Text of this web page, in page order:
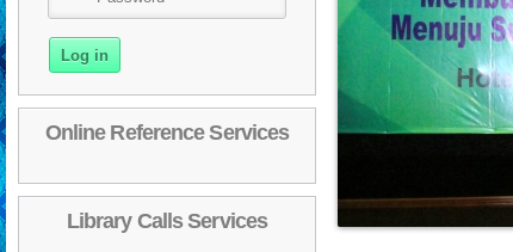
Online Reference Services
Library Calls Services